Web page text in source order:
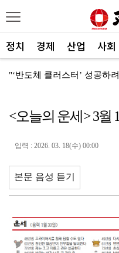
정치 경제 산업 사회
민주 당권 주자들, 텃밭 호남
[사설]강진 병영면 ‘도시재
폭염·가뭄·고수온 비상…농
<오늘의 운세> 3월
입력 : 2026. 03. 18(수) 00:00
본문 음성 듣기